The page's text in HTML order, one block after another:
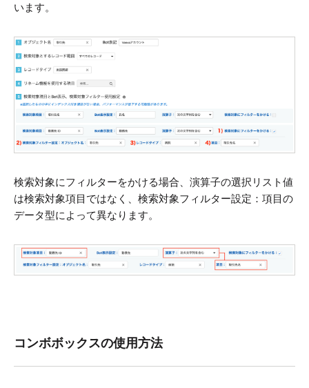
います。
検索対象にフィルターをかける場合、演算子の選択リスト値
は検索対象項目ではなく、検索対象フィルター設定：項目の
データ型によって異なります。
コンボボックスの使用方法